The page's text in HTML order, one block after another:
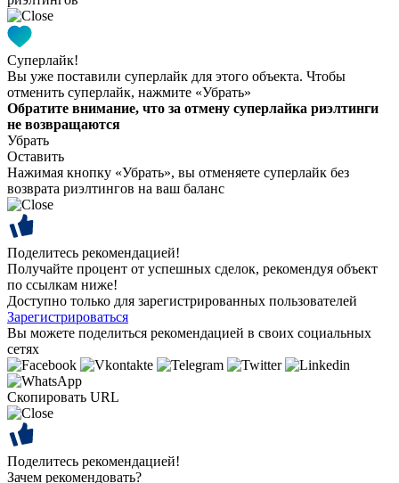
Суперлайк!
Вы уже поставили суперлайк для этого объекта. Чтобы
отменить суперлайк, нажмите «Убрать»
Обратите внимание, что за отмену суперлайка риэлтинги
не возвращаются
Убрать
Оставить
Нажимая кнопку «Убрать», вы отменяете суперлайк без
возврата риэлтингов на ваш баланс
Поделитесь рекомендацией!
Получайте процент от успешных сделок, рекомендуя объект
по ссылкам ниже!
Доступно только для зарегистрированных пользователей
Зарегистрироваться
Вы можете поделиться рекомендацией в своих социальных
сетях
Скопировать URL
Поделитесь рекомендацией!
Зачем рекомендовать?